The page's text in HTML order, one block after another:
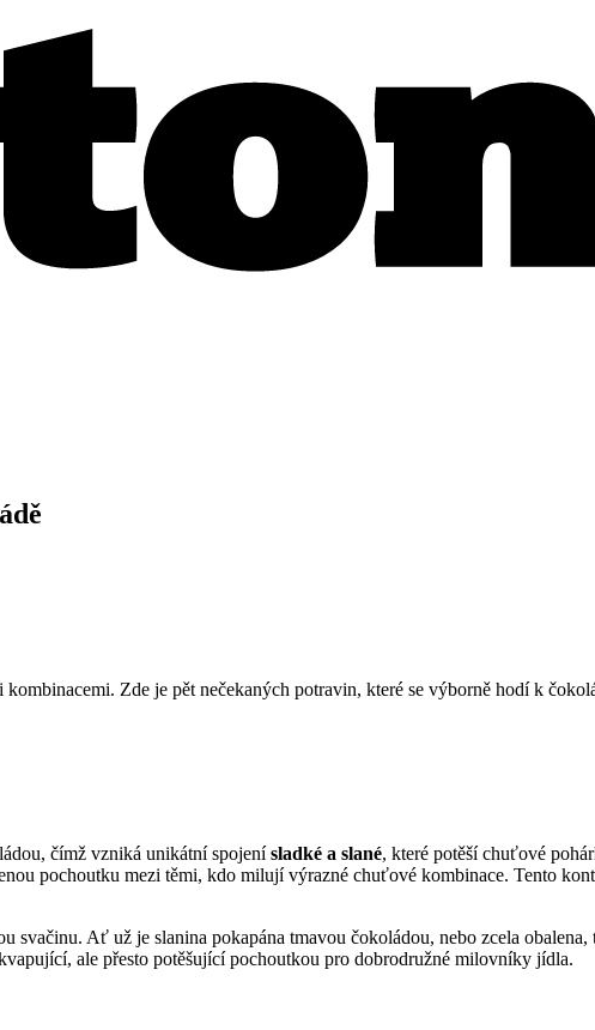
Zde je pět nečekaných potravin, které se výborně hodí k
čímž vzniká unikátní spojenísladké a slané, které potěší chuťové
pochoutku mezi těmi, kdo milují výrazné chuťové kombinace. Tento
svačinu. Ať už je slanina pokapána tmavou čokoládou, nebo zcela
ale přesto potěšující pochoutkou pro dobrodružné milovníky jídla.